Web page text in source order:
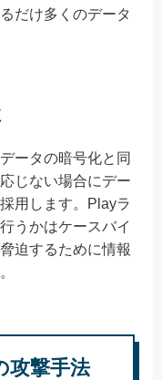
だけ多くのデータ
ータの暗号化と同
じない場合にデー
用します。Playラ
うかはケースバイ
迫するために情報
攻撃手法